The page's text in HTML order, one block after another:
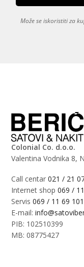
Može se iskoristiti za
Colonial Co. d.o.o.
Valentina Vodnika 8,
Call centar021 / 21
Internet shop069 /
Servis069 / 11 69 101
E-mail:
PIB: 102510399
MB: 08775427